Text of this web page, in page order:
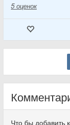
5 оценок
Что бы добавить